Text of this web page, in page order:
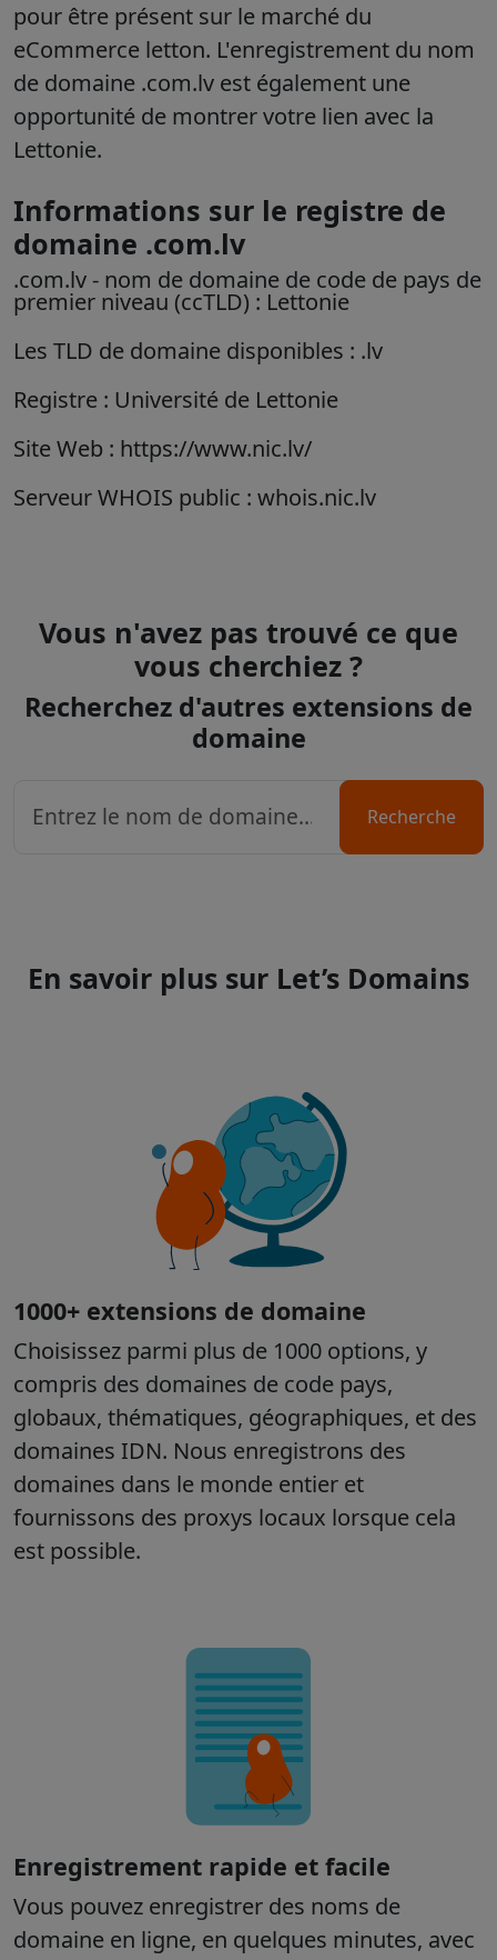
pour être présent sur le marché du
eCommerce letton. L'enregistrement du nom
de domaine .com.lv est également une
opportunité de montrer votre lien avec la
Lettonie.
Informations sur le registre de
domaine .com.lv
.com.lv - nom de domaine de code de pays de
premier niveau (ccTLD) : Lettonie
Les TLD de domaine disponibles : .lv
Registre : Université de Lettonie
Site Web : https://www.nic.lv/
Serveur WHOIS public : whois.nic.lv
Vous n'avez pas trouvé ce que
vous cherchiez ?
Recherchez d'autres extensions de
domaine
Recherche